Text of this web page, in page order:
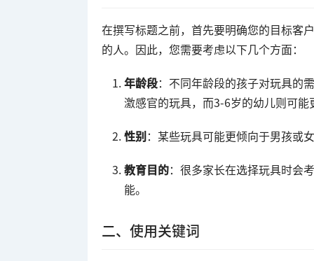
在撰写标题之前，首先要明确您的目标客
的人。因此，您需要考虑以下几个方面：
年龄段：不同年龄段的孩子对玩具的
激感官的玩具，而3-6岁的幼儿则可
性别：某些玩具可能更倾向于男孩或
教育目的：很多家长在选择玩具时会
能。
二、使用关键词